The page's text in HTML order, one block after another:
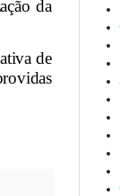
da
de